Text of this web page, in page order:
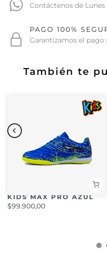
Contáctenos de
PAGO 100%
Garantizamos el
También te
KIDS MAX PRO AZUL
$99.900,00